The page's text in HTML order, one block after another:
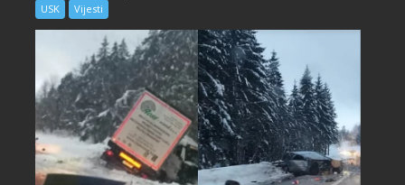
USK Vijesti